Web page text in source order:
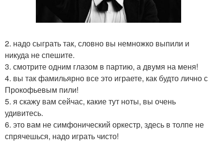
2. надо сыграть так, словно вы немножко выпили и
никуда не спешите.
3. смотрите одним глазом в партию, а двумя на меня!
4. вы так фамильярно все это играете, как будто лично с
Прокофьевым пили!
5. я скажу вам сейчас, какие тут ноты, вы очень
удивитесь.
6. это вам не симфонический оркестр, здесь в толпе не
спрячешься, надо играть чисто!